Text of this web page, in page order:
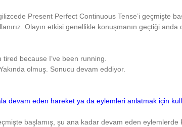
Present Perfect Continuous Tense’i geçmişte
Olayın etkisi genellikle konuşmanın geçtiği anda
tired because I’ve been running.
olmuş. Sonucu devam eddiyor.
devam eden hareket ya da eylemleri anlatmak için
başlamış, şu ana kadar devam eden eylemlerde